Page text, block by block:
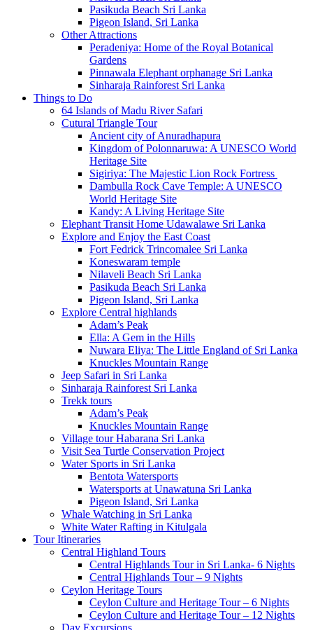
Pasikuda Beach Sri Lanka
Pigeon Island, Sri Lanka
Other Attractions
Peradeniya: Home of the Royal Botanical
Gardens
Pinnawala Elephant orphanage Sri Lanka
Sinharaja Rainforest Sri Lanka
Things to Do
64 Islands of Madu River Safari
Cutural Triangle Tour
Ancient city of Anuradhapura
Kingdom of Polonnaruwa: A UNESCO World
Heritage Site
Sigiriya: The Majestic Lion Rock Fortress
Dambulla Rock Cave Temple: A UNESCO
World Heritage Site
Kandy: A Living Heritage Site
Elephant Transit Home Udawalawe Sri Lanka
Explore and Enjoy the East Coast
Fort Fedrick Trincomalee Sri Lanka
Koneswaram temple
Nilaveli Beach Sri Lanka
Pasikuda Beach Sri Lanka
Pigeon Island, Sri Lanka
Explore Central highlands
Adam’s Peak
Ella: A Gem in the Hills
Nuwara Eliya: The Little England of Sri Lanka
Knuckles Mountain Range
Jeep Safari in Sri Lanka
Sinharaja Rainforest Sri Lanka
Trekk tours
Adam’s Peak
Knuckles Mountain Range
Village tour Habarana Sri Lanka
Visit Sea Turtle Conservation Project
Water Sports in Sri Lanka
Bentota Watersports
Watersports at Unawatuna Sri Lanka
Pigeon Island, Sri Lanka
Whale Watching in Sri Lanka
White Water Rafting in Kitulgala
Tour Itineraries
Central Highland Tours
Central Highlands Tour in Sri Lanka- 6 Nights
Central Highlands Tour – 9 Nights
Ceylon Heritage Tours
Ceylon Culture and Heritage Tour – 6 Nights
Ceylon Culture and Heritage Tour – 12 Nights
Day Excursions